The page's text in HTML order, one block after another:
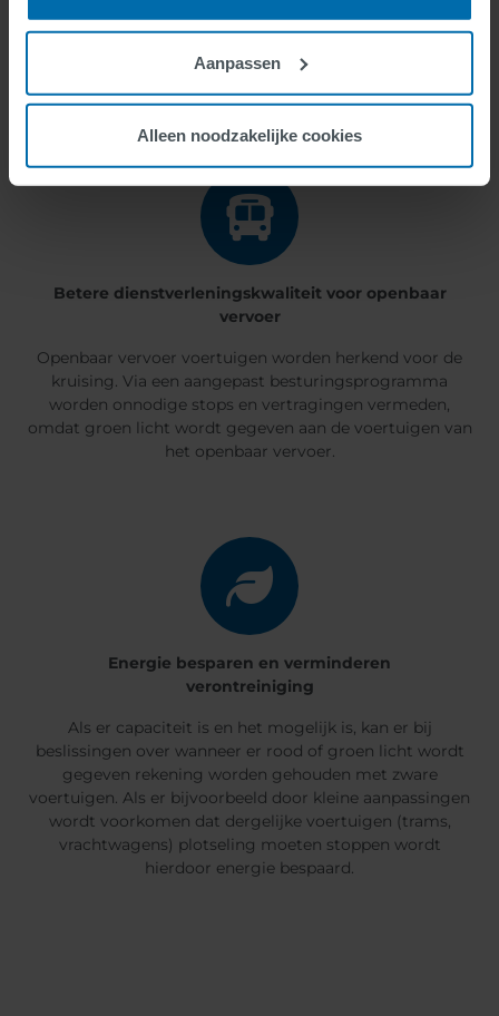
Aanpassen
Alleen noodzakelijke cookies
doorrijden vanwege een groen licht maar toch verplicht
zijn om voorrang te geven aan een noodhulpvoertuig
Betere dienstverleningskwaliteit voor openbaar
vervoer
Openbaar vervoer voertuigen worden herkend voor de
kruising. Via een aangepast besturingsprogramma
worden onnodige stops en vertragingen vermeden,
omdat groen licht wordt gegeven aan de voertuigen van
het openbaar vervoer.
Energie besparen en verminderen
verontreiniging
Als er capaciteit is en het mogelijk is, kan er bij
beslissingen over wanneer er rood of groen licht wordt
gegeven rekening worden gehouden met zware
voertuigen. Als er bijvoorbeeld door kleine aanpassingen
wordt voorkomen dat dergelijke voertuigen (trams,
vrachtwagens) plotseling moeten stoppen wordt
hierdoor energie bespaard.